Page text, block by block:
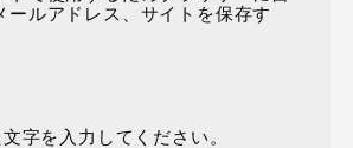
ールアドレス、サイトを保存す
字を入力してください。